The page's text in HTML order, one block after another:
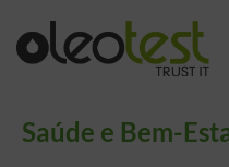
Saúde e Bem-